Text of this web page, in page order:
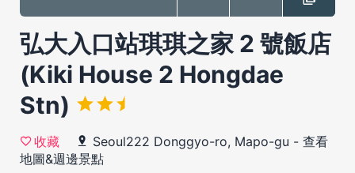
弘大入口站琪琪之家 2 號飯店
(Kiki House 2 Hongdae
Stn)
收藏 Seoul222 Donggyo-ro, Mapo-gu - 查看
地圖&週邊景點